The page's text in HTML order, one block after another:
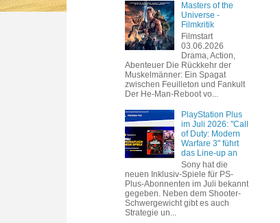
Masters of the
Universe -
Filmkritik
Filmstart
03.06.2026
Drama, Action,
Abenteuer Die Rückkehr der
Muskelmänner: Ein Spagat
zwischen Feuilleton und Fankult
Der He-Man-Reboot vo...
PlayStation Plus
im Juli 2026: "Call
of Duty: Modern
Warfare 3" führt
das Line-up an
Sony hat die
neuen Inklusiv-Spiele für PS-
Plus-Abonnenten im Juli bekannt
gegeben. Neben dem Shooter-
Schwergewicht gibt es auch
Strategie un...